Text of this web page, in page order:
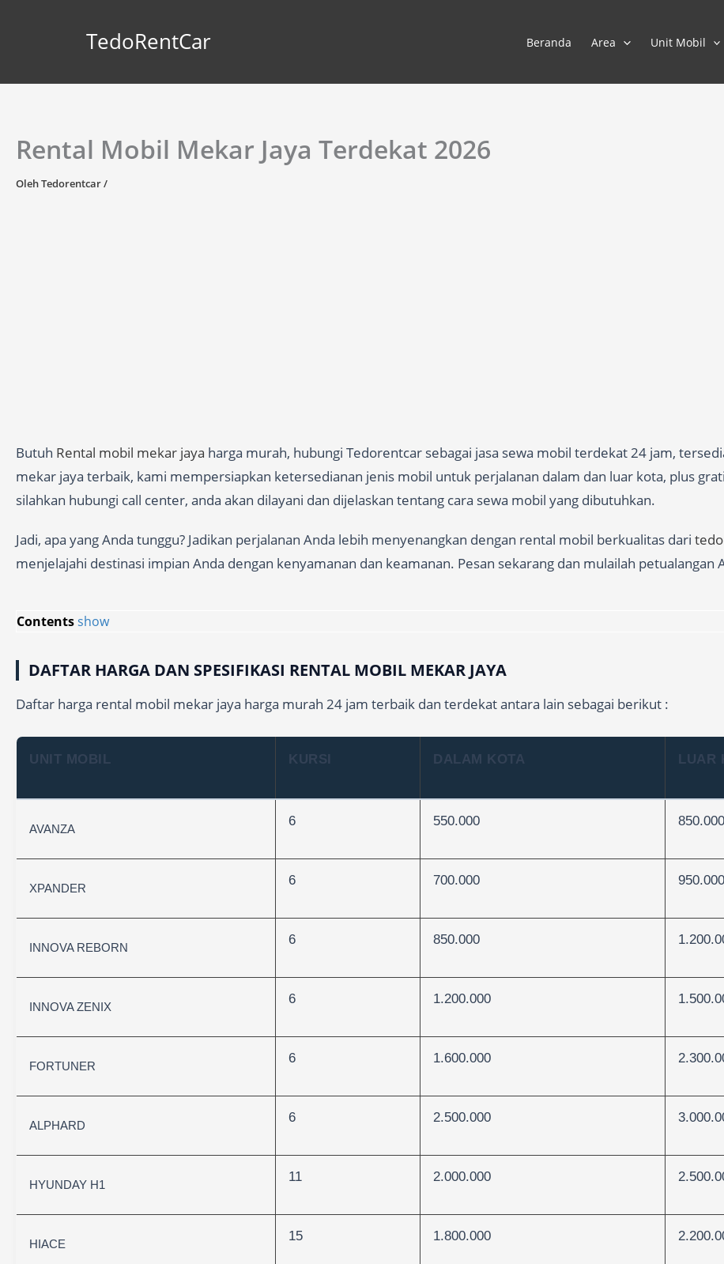
TedoRentCar Beranda Area Unit Mobil
Rental Mobil Mekar Jaya Terdekat 2026
OlehTedorentcar/
Butuh Rental mobil mekar jaya harga murah, hubungi Tedorentcar sebagai jasa sewa mobil terdekat 24 jam,
mekar jaya terbaik, kami mempersiapkan ketersedianan jenis mobil untuk perjalanan dalam dan luar kota, plus
silahkan hubungi call center, anda akan dilayani dan dijelaskan tentang cara sewa mobil yang dibutuhkan.
Jadi, apa yang Anda tunggu? Jadikan perjalanan Anda lebih menyenangkan dengan rental mobil berkualitas dari
menjelajahi destinasi impian Anda dengan kenyamanan dan keamanan. Pesan sekarang dan mulailah petualangan
Contentsshow
DAFTAR HARGA DAN SPESIFIKASI RENTAL MOBIL MEKAR JAYA
Daftar harga rental mobil mekar jaya harga murah 24 jam terbaik dan terdekat antara lain sebagai berikut :
UNIT MOBIL KURSI DALAM KOTA LUAR
AVANZA
6 550.000 850.000
XPANDER
6 700.000 950.000
INNOVA REBORN
6 850.000
INNOVA ZENIX
6 1.200.000
FORTUNER
6 1.600.000
ALPHARD
6 2.500.000
HYUNDAY H1
11 2.000.000
HIACE
15 1.800.000